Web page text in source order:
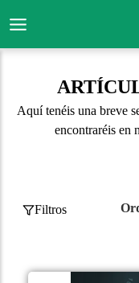
Aquí tenéis una breve
encontraréis en
Filtros